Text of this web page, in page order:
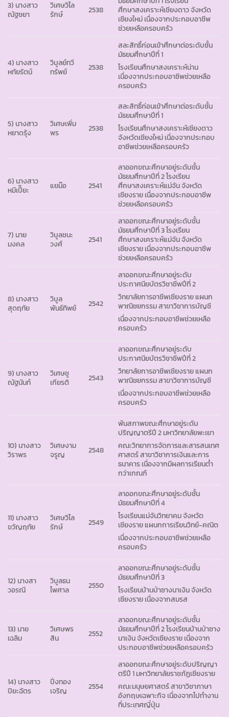
3) นางสาว
ณัฐชยา
วิเศษวิไล
รักษ์
2538
ศึกษาสงเคราะห์เชียงดาว จังหวัด
เชียงใหม่ เนื่องจากประกอบอาชีพ
ช่วยเหลือครอบครัว
4) นางสาว
หทัยรัตน์
วิบูลย์ทวี
ทรัพย์
2538
สละสิทธิ์ก่อนเข้าศึกษาต่อระดับชั้น
มัธยมศึกษาปีที่ 1
โรงเรียนศึกษาสงเคราะห์น่าน
เนื่องจากประกอบอาชีพช่วยเหลือ
ครอบครัว
5) นางสาว
หยาดรุ้ง
วิเศษเพิ่ม
พร
2538
สละสิทธิ์ก่อนเข้าศึกษาต่อระดับชั้น
มัธยมศึกษาปีที่ 1
โรงเรียนศึกษาสงเคราะห์เชียงดาว
จังหวัดเชียงใหม่ เนื่องจากประกอบ
อาชีพช่วยเหลือครอบครัว
6) นางสาว
หมีเปี๊ยะ
แยม๊อ 2541
ลาออกขณะศึกษาอยู่ระดับชั้น
มัธยมศึกษาปีที่ 2 โรงเรียน
ศึกษาสงเคราะห์แม่จัน จังหวัด
เชียงราย เนื่องจากประกอบอาชีพ
ช่วยเหลือครอบครัว
7) นาย
มงคล
วิบูลชนะ
วงศ์
2541
ลาออกขณะศึกษาอยู่ระดับชั้น
มัธยมศึกษาปีที่ 3 โรงเรียน
ศึกษาสงเคราะห์แม่จัน จังหวัด
เชียงราย เนื่องจากประกอบอาชีพ
ช่วยเหลือครอบครัว
8) นางสาว
สุดฤทัย
วิบูล
พันธ์ทิพย์
2542
ลาออกขณะศึกษาอยู่ระดับ
ประกาศนียบัตรวิชาชีพปีที่ 2
วิทยาลัยการอาชีพเชียงราย แผนก
พาณิชยกรรม สาขาวิชาการบัญชี
เนื่องจากประกอบอาชีพช่วยเหลือ
ครอบครัว
9) นางสาว
ณัฐนันท์
วิเศษชู
เกียรติ
2543
ลาออกขณะศึกษาอยู่ระดับ
ประกาศนียบัตรวิชาชีพปีที่ 2
วิทยาลัยการอาชีพเชียงราย แผนก
พาณิชยกรรม สาขาวิชาการบัญชี
เนื่องจากประกอบอาชีพช่วยเหลือ
ครอบครัว
10) นางสาว
วิราพร
วิเศษงาม
จรูญ
2548
พ้นสภาพขณะศึกษาอยู่ระดับ
ปริญญาตรีปี 2 มหาวิทยาลัยพะเยา
คณะวิทยาการจัดการและสารสนเทศ
ศาสตร์ สาขาวิชาการเงินและการ
ธนาคาร เนื่องจากมีผลการเรียนต่ำ
กว่าเกณฑ์
11) นางสาว
ขวัญฤทัย
วิเศษวิไล
รักษ์
2549
ลาออกขณะศึกษาอยู่ระดับชั้น
มัธยมศึกษาปีที่ 4
โรงเรียนแม่จันวิทยาคม จังหวัด
เชียงราย แผนกการเรียนวิทย์-คณิต
เนื่องจากประกอบอาชีพช่วยเหลือ
ครอบครัว
12) นางสา
วอรณี
วิบูลธน
ไพศาล
2550
ลาออกขณะศึกษาอยู่ระดับชั้น
มัธยมศึกษาปีที่ 3
โรงเรียนบ้านป่าซางนาเงิน จังหวัด
เชียงราย เนื่องจากสมรส
13) นาย
เฉลิม
วิเศษพร
สิน
2552
ลาออกขณะศึกษาอยู่ระดับชั้น
มัธยมศึกษาปีที่ 2 โรงเรียนบ้านป่าซาง
นาเงิน จังหวัดเชียงราย เนื่องจาก
ประกอบอาชีพช่วยเหลือครอบครัว
14) นางสาว
ปิยะฉัตร
ปิ่งทอง
เจริญ
2554
ลาออกขณะศึกษาอยู่ระดับปริญญา
ตรีปี 1 มหาวิทยาลัยราชภัฏเชียงราย
คณะมนุษยศาสตร์ สาขาวิชาภาษา
อังกฤษเฉพาะกิจ เนื่องจากไปทำงาน
ที่ประเทศญี่ปุ่น